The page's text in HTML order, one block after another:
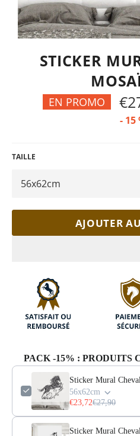
STICKER
EN PROMO
- 15
TAILLE
AJOUTER
PACK -15% : PRODUITS
Sticker Mural
56x62cm
€23,72€27,90
Sticker Mural